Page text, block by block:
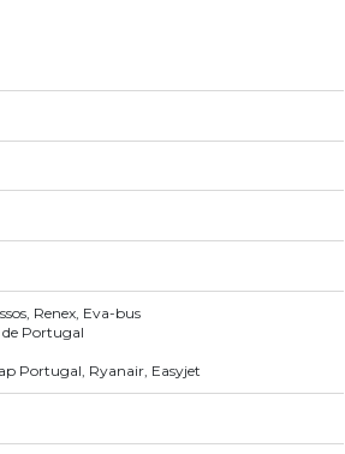
Renex, Eva-bus
Portugal
Portugal, Ryanair, Easyjet